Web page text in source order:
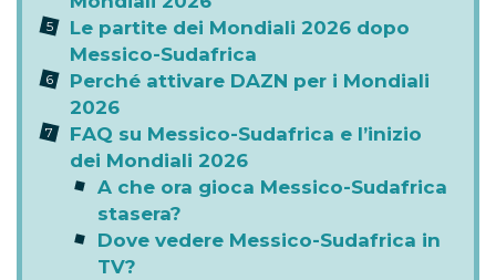
Le partite dei Mondiali 2026 dopo
Messico-Sudafrica
Perché attivare DAZN per i Mondiali
2026
FAQ su Messico-Sudafrica e l’inizio
dei Mondiali 2026
A che ora gioca Messico-Sudafrica
stasera?
Dove vedere Messico-Sudafrica in
TV?